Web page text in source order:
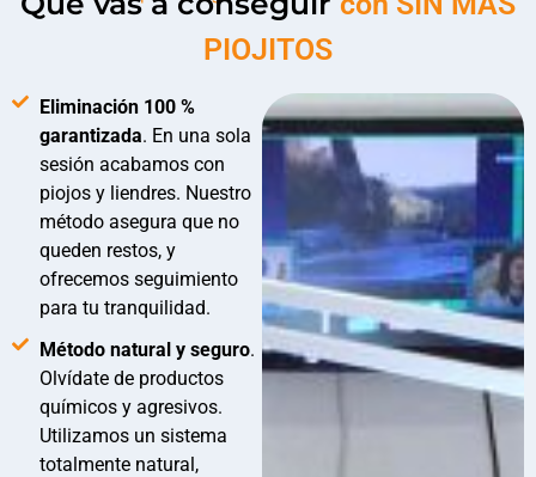
PIOJITOS
Eliminación 100 %
garantizada. En una sola
sesión acabamos con
piojos y liendres. Nuestro
método asegura que no
queden restos, y
ofrecemos seguimiento
para tu tranquilidad.
Método natural y seguro.
Olvídate de productos
químicos y agresivos.
Utilizamos un sistema
totalmente natural,